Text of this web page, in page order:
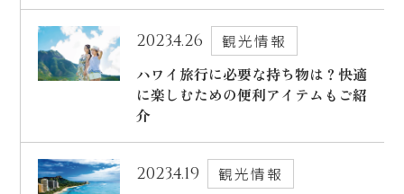
2023.4.26
観光情報
ハワイ旅行に必要な持ち物は？快適
に楽しむための便利アイテムもご紹
介
2023.4.19
観光情報